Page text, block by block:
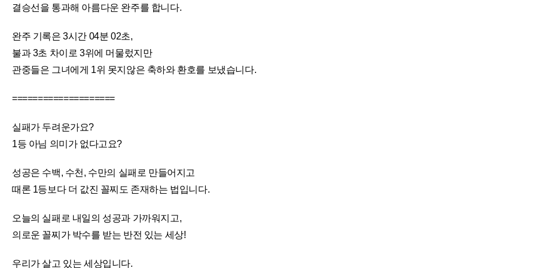
결승선을 통과해 아름다운 완주를 합니다.
완주 기록은 3시간 04분 02초,
불과 3초 차이로 3위에 머물렀지만
관중들은 그녀에게 1위 못지않은 축하와 환호를 보냈습니다.
====================
실패가 두려운가요?
1등 아님 의미가 없다고요?
성공은 수백, 수천, 수만의 실패로 만들어지고
때론 1등보다 더 값진 꼴찌도 존재하는 법입니다.
오늘의 실패로 내일의 성공과 가까워지고,
의로운 꼴찌가 박수를 받는 반전 있는 세상!
우리가 살고 있는 세상입니다.